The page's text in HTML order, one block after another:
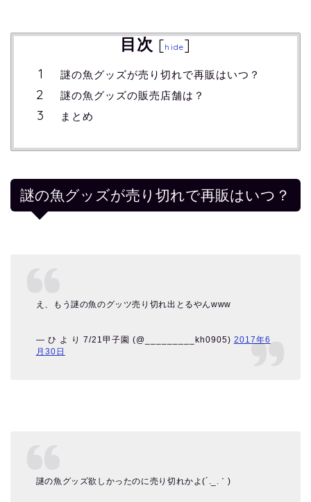
目次 [hide]
謎の魚グッズが売り切れで再販はいつ？
謎の魚グッズの販売店舗は？
まとめ
謎の魚グッズが売り切れで再販はいつ？
え、もう謎の魚のグッツ売り切れ出とるやんwww
— ひ よ り 7/21甲子園 (@_________kh0905) 2017年6
月30日
謎の魚グッズ欲しかったのに売り切れかよ(´._.｀)